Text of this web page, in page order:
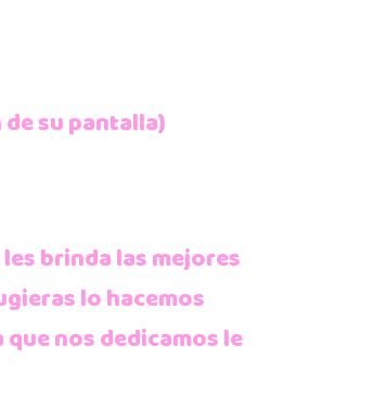
de su pantalla)
les brinda las mejores
lo hacemos
nos dedicamos le